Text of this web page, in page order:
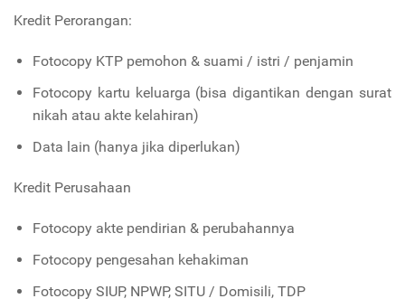
Kredit Perorangan:
Fotocopy KTP pemohon & suami / istri / penjamin
Fotocopy kartu keluarga (bisa digantikan dengan surat
nikah atau akte kelahiran)
Data lain (hanya jika diperlukan)
Kredit Perusahaan
Fotocopy akte pendirian & perubahannya
Fotocopy pengesahan kehakiman
Fotocopy SIUP, NPWP, SITU / Domisili, TDP